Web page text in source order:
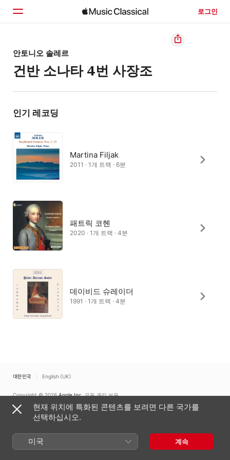
로그인
홈
둘러보기
검색
안토니오 솔레르
건반 소나타 4번 사장조
인기 레코딩
Martina Filjak
2011 · 1개 트랙 · 6분
패트릭 코헨
2020 · 1개 트랙 · 4분
데이비드 슈레이더
1991 · 1개 트랙 · 4분
대한민국 English (UK)
Copyright © 2026 Apple Inc. 모든 권리 보유.
인터넷 서비스 약관
Apple Music 및 개인정보 보호 쿠키 경고
지원
피드백
현재 위치에 특화된 콘텐츠를 보려면 다른 국가를
선택하십시오.
미국 계속